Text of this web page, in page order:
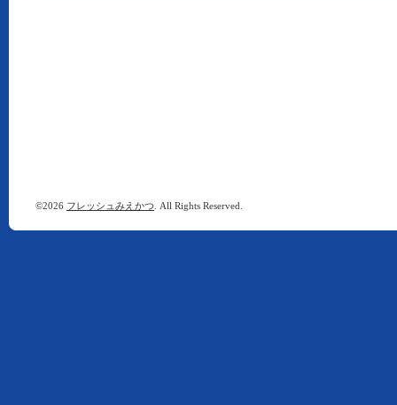
©2026 フレッシュみえかつ . All Rights Reserved.